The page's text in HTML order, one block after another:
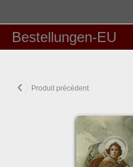
Bestellungen-EU
Produit précédent